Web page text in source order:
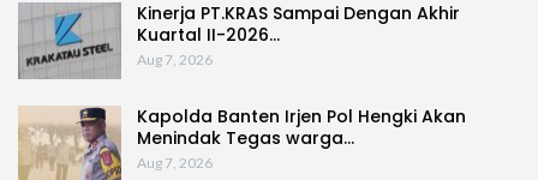
Kinerja PT.KRAS Sampai Dengan Akhir
Kuartal II-2026…
Aug 7, 2026
Kapolda Banten Irjen Pol Hengki Akan
Menindak Tegas warga…
Aug 7, 2026